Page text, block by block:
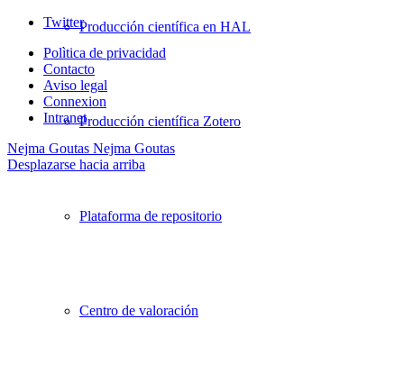
Producción científica en HAL
Producción científica Zotero
Plataforma de repositorio
Centro de valoración
Twitter
Polìtica de privacidad
Contacto
Aviso legal
Connexion
Intranet
Nejma Goutas Nejma Goutas
Desplazarse hacia arriba